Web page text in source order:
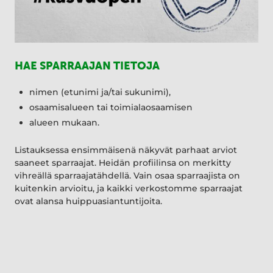
HAE SPARRAAJAN TIETOJA
nimen (etunimi ja/tai sukunimi),
osaamisalueen tai toimialaosaamisen
alueen mukaan.
Listauksessa ensimmäisenä näkyvät parhaat arviot
saaneet sparraajat. Heidän profiilinsa on merkitty
vihreällä sparraajatähdellä. Vain osaa sparraajista on
kuitenkin arvioitu, ja kaikki verkostomme sparraajat
ovat alansa huippuasiantuntijoita.